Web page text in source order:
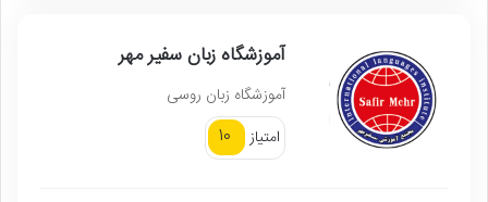
آموزشگاه زبان سفیر مهر
آموزشگاه زبان روسی
امتیاز
10